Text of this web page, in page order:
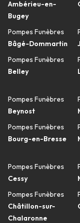
Ambérieu-en-
Bugey
Pompes Funèbres
Bâgé-Dommartin
Pompes Funèbres
Belley
Pompes Funèbres
Beynost
Pompes Funèbres
Bourg-en-Bresse
Pompes Funèbres
Cessy
Pompes Funèbres
Châtillon-sur-
Chalaronne